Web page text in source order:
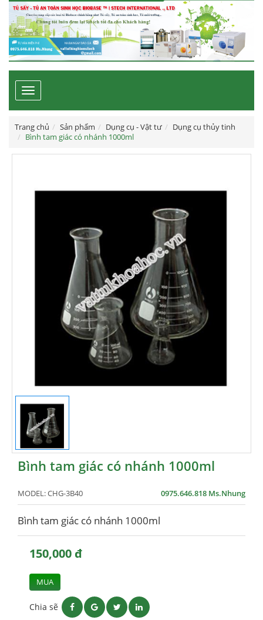
Toggle
navigation
Trang chủ Sản phẩm Dụng cụ - Vật tư
Dụng cụ thủy tinh
Bình tam giác có nhánh 1000ml
Bình tam giác có nhánh 1000ml
MODEL:CHG-3B40 0975.646.818 Ms.Nhung
Bình tam giác có nhánh 1000ml
150,000 đ
MUA
Chia sẽ